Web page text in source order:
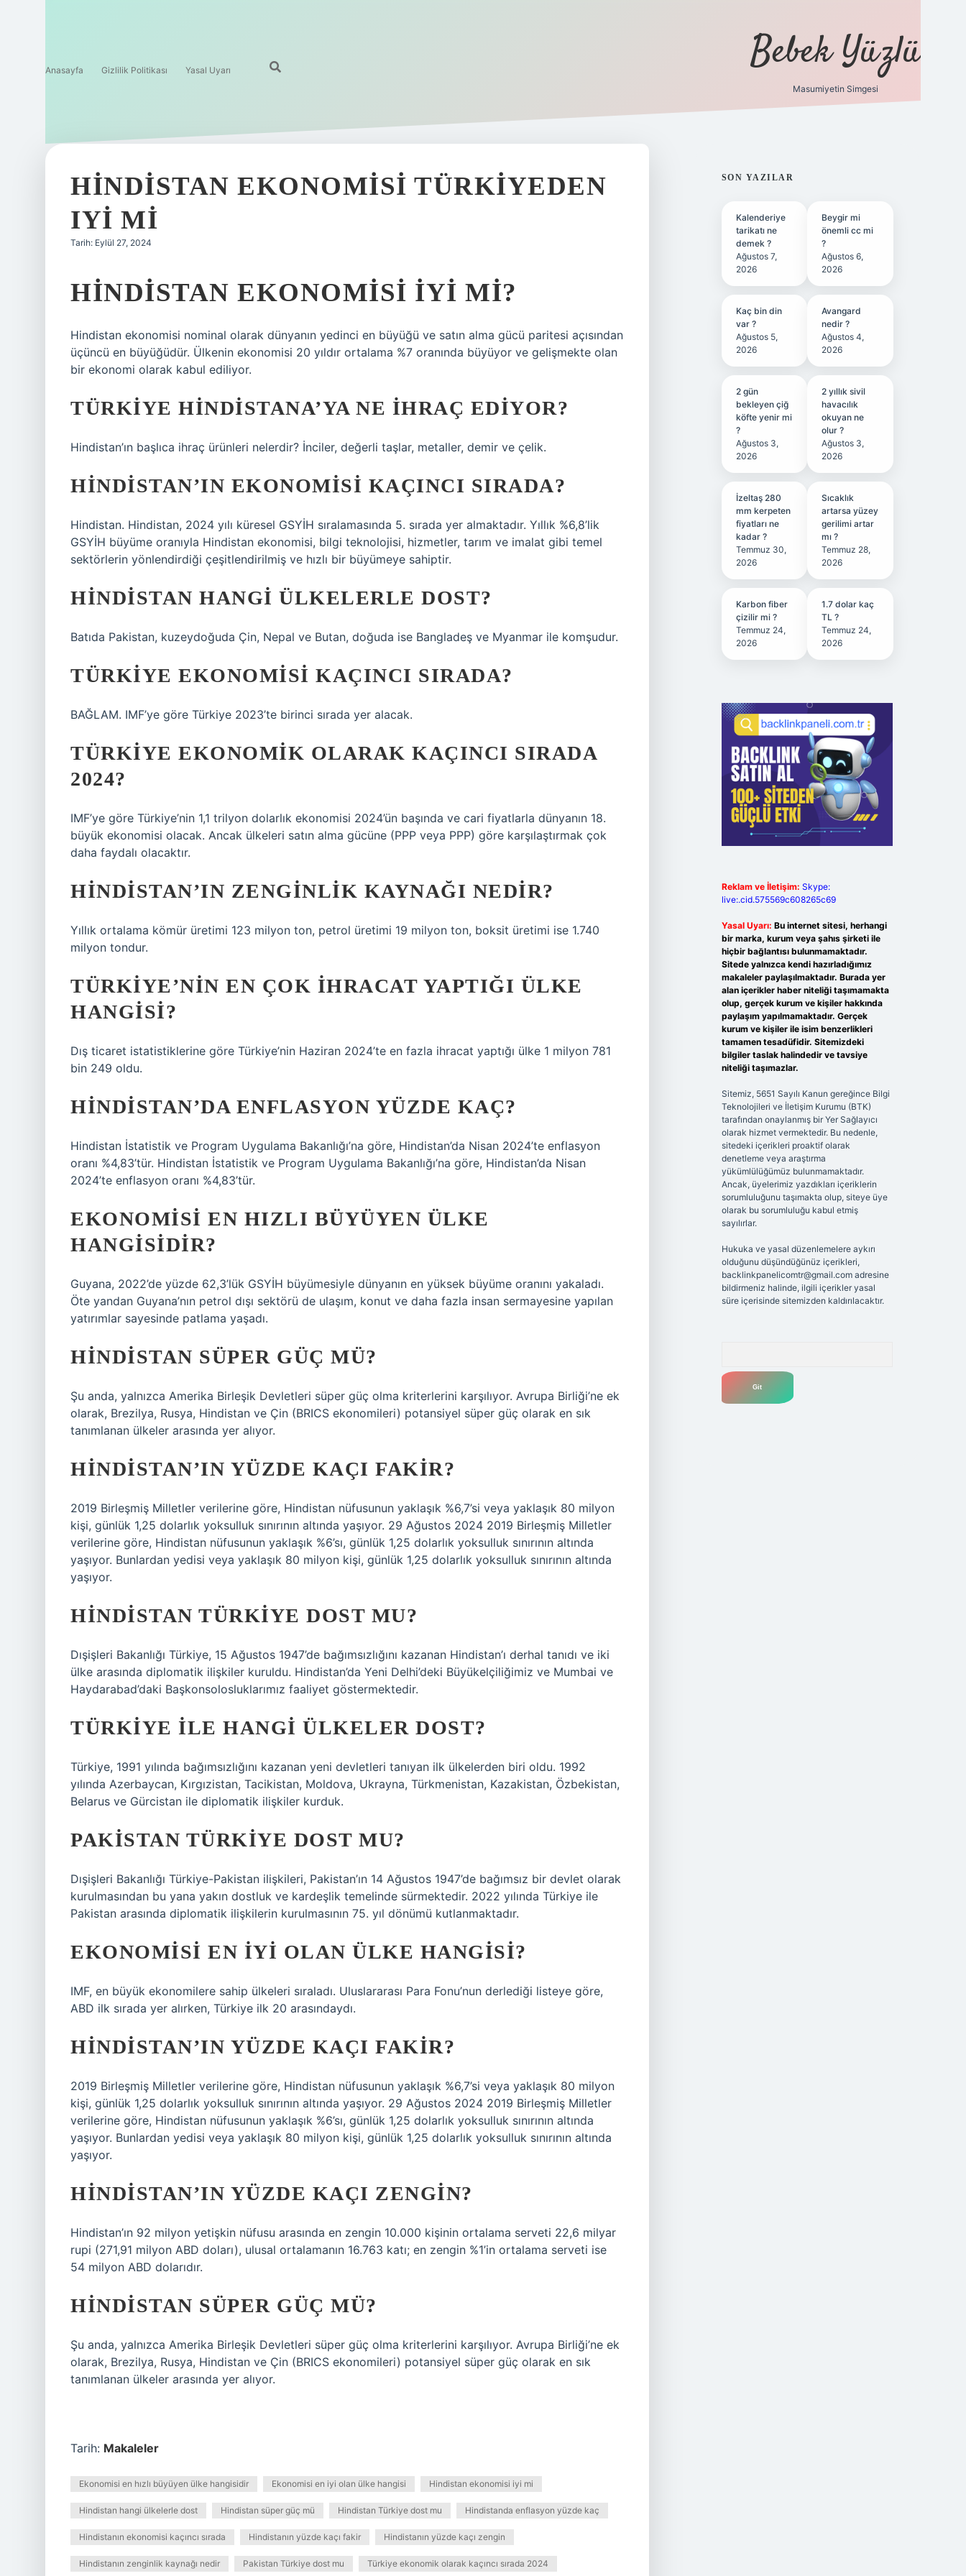
Anasayfa Gizlilik Politikası Yasal Uyarı Bebek Yüzlü
Masumiyetin Simgesi
HINDISTAN EKONOMISI TÜRKIYEDEN
IYI MI
Tarih: Eylül 27, 2024
HINDISTAN EKONOMISI IYI MI?
Hindistan ekonomisi nominal olarak dünyanın yedinci en büyüğü ve satın alma gücü paritesi açısından
üçüncü en büyüğüdür. Ülkenin ekonomisi 20 yıldır ortalama %7 oranında büyüyor ve gelişmekte olan
bir ekonomi olarak kabul ediliyor.
TÜRKIYE HINDISTANA’YA NE IHRAÇ EDIYOR?
Hindistan’ın başlıca ihraç ürünleri nelerdir? İnciler, değerli taşlar, metaller, demir ve çelik.
HINDISTAN’IN EKONOMISI KAÇINCI SIRADA?
Hindistan. Hindistan, 2024 yılı küresel GSYİH sıralamasında 5. sırada yer almaktadır. Yıllık %6,8’lik
GSYİH büyüme oranıyla Hindistan ekonomisi, bilgi teknolojisi, hizmetler, tarım ve imalat gibi temel
sektörlerin yönlendirdiği çeşitlendirilmiş ve hızlı bir büyümeye sahiptir.
HINDISTAN HANGI ÜLKELERLE DOST?
Batıda Pakistan, kuzeydoğuda Çin, Nepal ve Butan, doğuda ise Bangladeş ve Myanmar ile komşudur.
TÜRKIYE EKONOMISI KAÇINCI SIRADA?
BAĞLAM. IMF’ye göre Türkiye 2023’te birinci sırada yer alacak.
TÜRKIYE EKONOMIK OLARAK KAÇINCI SIRADA
2024?
IMF’ye göre Türkiye’nin 1,1 trilyon dolarlık ekonomisi 2024’ün başında ve cari fiyatlarla dünyanın 18.
büyük ekonomisi olacak. Ancak ülkeleri satın alma gücüne (PPP veya PPP) göre karşılaştırmak çok
daha faydalı olacaktır.
HINDISTAN’IN ZENGINLIK KAYNAĞI NEDIR?
Yıllık ortalama kömür üretimi 123 milyon ton, petrol üretimi 19 milyon ton, boksit üretimi ise 1.740
milyon tondur.
TÜRKIYE’NIN EN ÇOK IHRACAT YAPTIĞI ÜLKE
HANGISI?
Dış ticaret istatistiklerine göre Türkiye’nin Haziran 2024’te en fazla ihracat yaptığı ülke 1 milyon 781
bin 249 oldu.
HINDISTAN’DA ENFLASYON YÜZDE KAÇ?
Hindistan İstatistik ve Program Uygulama Bakanlığı’na göre, Hindistan’da Nisan 2024’te enflasyon
oranı %4,83’tür. Hindistan İstatistik ve Program Uygulama Bakanlığı’na göre, Hindistan’da Nisan
2024’te enflasyon oranı %4,83’tür.
EKONOMISI EN HIZLI BÜYÜYEN ÜLKE
HANGISIDIR?
Guyana, 2022’de yüzde 62,3’lük GSYİH büyümesiyle dünyanın en yüksek büyüme oranını yakaladı.
Öte yandan Guyana’nın petrol dışı sektörü de ulaşım, konut ve daha fazla insan sermayesine yapılan
yatırımlar sayesinde patlama yaşadı.
HINDISTAN SÜPER GÜÇ MÜ?
Şu anda, yalnızca Amerika Birleşik Devletleri süper güç olma kriterlerini karşılıyor. Avrupa Birliği’ne ek
olarak, Brezilya, Rusya, Hindistan ve Çin (BRICS ekonomileri) potansiyel süper güç olarak en sık
tanımlanan ülkeler arasında yer alıyor.
HINDISTAN’IN YÜZDE KAÇI FAKIR?
2019 Birleşmiş Milletler verilerine göre, Hindistan nüfusunun yaklaşık %6,7’si veya yaklaşık 80 milyon
kişi, günlük 1,25 dolarlık yoksulluk sınırının altında yaşıyor. 29 Ağustos 2024 2019 Birleşmiş Milletler
verilerine göre, Hindistan nüfusunun yaklaşık %6’sı, günlük 1,25 dolarlık yoksulluk sınırının altında
yaşıyor. Bunlardan yedisi veya yaklaşık 80 milyon kişi, günlük 1,25 dolarlık yoksulluk sınırının altında
yaşıyor.
HINDISTAN TÜRKIYE DOST MU?
Dışişleri Bakanlığı Türkiye, 15 Ağustos 1947’de bağımsızlığını kazanan Hindistan’ı derhal tanıdı ve iki
ülke arasında diplomatik ilişkiler kuruldu. Hindistan’da Yeni Delhi’deki Büyükelçiliğimiz ve Mumbai ve
Haydarabad’daki Başkonsolosluklarımız faaliyet göstermektedir.
TÜRKIYE ILE HANGI ÜLKELER DOST?
Türkiye, 1991 yılında bağımsızlığını kazanan yeni devletleri tanıyan ilk ülkelerden biri oldu. 1992
yılında Azerbaycan, Kırgızistan, Tacikistan, Moldova, Ukrayna, Türkmenistan, Kazakistan, Özbekistan,
Belarus ve Gürcistan ile diplomatik ilişkiler kurduk.
PAKISTAN TÜRKIYE DOST MU?
Dışişleri Bakanlığı Türkiye-Pakistan ilişkileri, Pakistan’ın 14 Ağustos 1947’de bağımsız bir devlet olarak
kurulmasından bu yana yakın dostluk ve kardeşlik temelinde sürmektedir. 2022 yılında Türkiye ile
Pakistan arasında diplomatik ilişkilerin kurulmasının 75. yıl dönümü kutlanmaktadır.
EKONOMISI EN IYI OLAN ÜLKE HANGISI?
IMF, en büyük ekonomilere sahip ülkeleri sıraladı. Uluslararası Para Fonu’nun derlediği listeye göre,
ABD ilk sırada yer alırken, Türkiye ilk 20 arasındaydı.
HINDISTAN’IN YÜZDE KAÇI FAKIR?
2019 Birleşmiş Milletler verilerine göre, Hindistan nüfusunun yaklaşık %6,7’si veya yaklaşık 80 milyon
kişi, günlük 1,25 dolarlık yoksulluk sınırının altında yaşıyor. 29 Ağustos 2024 2019 Birleşmiş Milletler
verilerine göre, Hindistan nüfusunun yaklaşık %6’sı, günlük 1,25 dolarlık yoksulluk sınırının altında
yaşıyor. Bunlardan yedisi veya yaklaşık 80 milyon kişi, günlük 1,25 dolarlık yoksulluk sınırının altında
yaşıyor.
HINDISTAN’IN YÜZDE KAÇI ZENGIN?
Hindistan’ın 92 milyon yetişkin nüfusu arasında en zengin 10.000 kişinin ortalama serveti 22,6 milyar
rupi (271,91 milyon ABD doları), ulusal ortalamanın 16.763 katı; en zengin %1’in ortalama serveti ise
54 milyon ABD dolarıdır.
HINDISTAN SÜPER GÜÇ MÜ?
Şu anda, yalnızca Amerika Birleşik Devletleri süper güç olma kriterlerini karşılıyor. Avrupa Birliği’ne ek
olarak, Brezilya, Rusya, Hindistan ve Çin (BRICS ekonomileri) potansiyel süper güç olarak en sık
tanımlanan ülkeler arasında yer alıyor.
Tarih: Makaleler
Ekonomisi en hızlı büyüyen ülke hangisidir Ekonomisi en iyi olan ülke hangisi Hindistan ekonomisi iyi mi
Hindistan hangi ülkelerle dost Hindistan süper güç mü Hindistan Türkiye dost mu Hindistanda enflasyon yüzde kaç
Hindistanın ekonomisi kaçıncı sırada Hindistanın yüzde kaçı fakir Hindistanın yüzde kaçı zengin
Hindistanın zenginlik kaynağı nedir Pakistan Türkiye dost mu Türkiye ekonomik olarak kaçıncı sırada 2024
SIDEBAR
SON YAZILAR
Kalenderiye
tarikatı ne
demek ?
Ağustos 7,
2026
Beygir mi
önemli cc mi
?
Ağustos 6,
2026
Kaç bin din
var ?
Ağustos 5,
2026
Avangard
nedir ?
Ağustos 4,
2026
2 gün
bekleyen çiğ
köfte yenir mi
?
Ağustos 3,
2026
2 yıllık sivil
havacılık
okuyan ne
olur ?
Ağustos 3,
2026
İzeltaş 280
mm kerpeten
fiyatları ne
kadar ?
Temmuz 30,
2026
Sıcaklık
artarsa yüzey
gerilimi artar
mı ?
Temmuz 28,
2026
Karbon fiber
çizilir mi ?
Temmuz 24,
2026
1.7 dolar kaç
TL ?
Temmuz 24,
2026
Reklam ve İletişim: Skype:
live:.cid.575569c608265c69
Yasal Uyarı: Bu internet sitesi, herhangi
bir marka, kurum veya şahıs şirketi ile
hiçbir bağlantısı bulunmamaktadır.
Sitede yalnızca kendi hazırladığımız
makaleler paylaşılmaktadır. Burada yer
alan içerikler haber niteliği taşımamakta
olup, gerçek kurum ve kişiler hakkında
paylaşım yapılmamaktadır. Gerçek
kurum ve kişiler ile isim benzerlikleri
tamamen tesadüfidir. Sitemizdeki
bilgiler taslak halindedir ve tavsiye
niteliği taşımazlar.
Sitemiz, 5651 Sayılı Kanun gereğince Bilgi
Teknolojileri ve İletişim Kurumu (BTK)
tarafından onaylanmış bir Yer Sağlayıcı
olarak hizmet vermektedir. Bu nedenle,
sitedeki içerikleri proaktif olarak
denetleme veya araştırma
yükümlülüğümüz bulunmamaktadır.
Ancak, üyelerimiz yazdıkları içeriklerin
sorumluluğunu taşımakta olup, siteye üye
olarak bu sorumluluğu kabul etmiş
sayılırlar.
Hukuka ve yasal düzenlemelere aykırı
olduğunu düşündüğünüz içerikleri,
backlinkpanelicomtr@gmail.comadresine
bildirmeniz halinde, ilgili içerikler yasal
süre içerisinde sitemizden kaldırılacaktır.